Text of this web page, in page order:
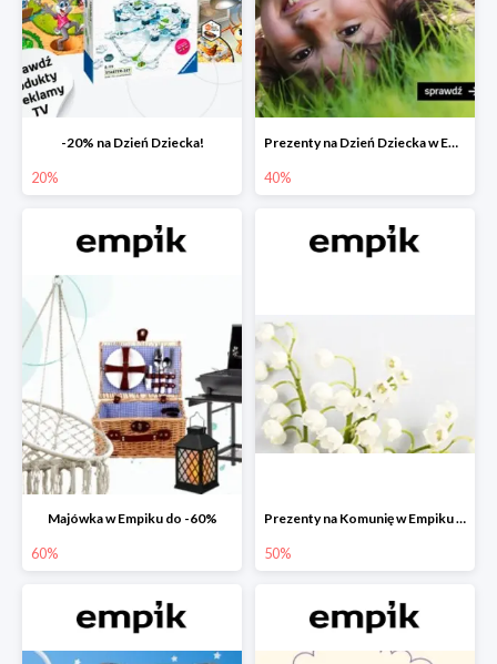
-20% na Dzień Dziecka!
20%
Prezenty na Dzień Dziecka w Empiku do -40%
40%
Majówka w Empiku do -60%
60%
Prezenty na Komunię w Empiku do -50%
50%